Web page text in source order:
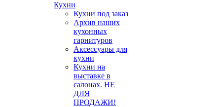
Кухни
Кухни под заказ
Архив наших
кухонных
гарнитуров
Аксессуары для
кухни
Кухни на
выставке в
салонах. НЕ
ДЛЯ
ПРОДАЖИ!